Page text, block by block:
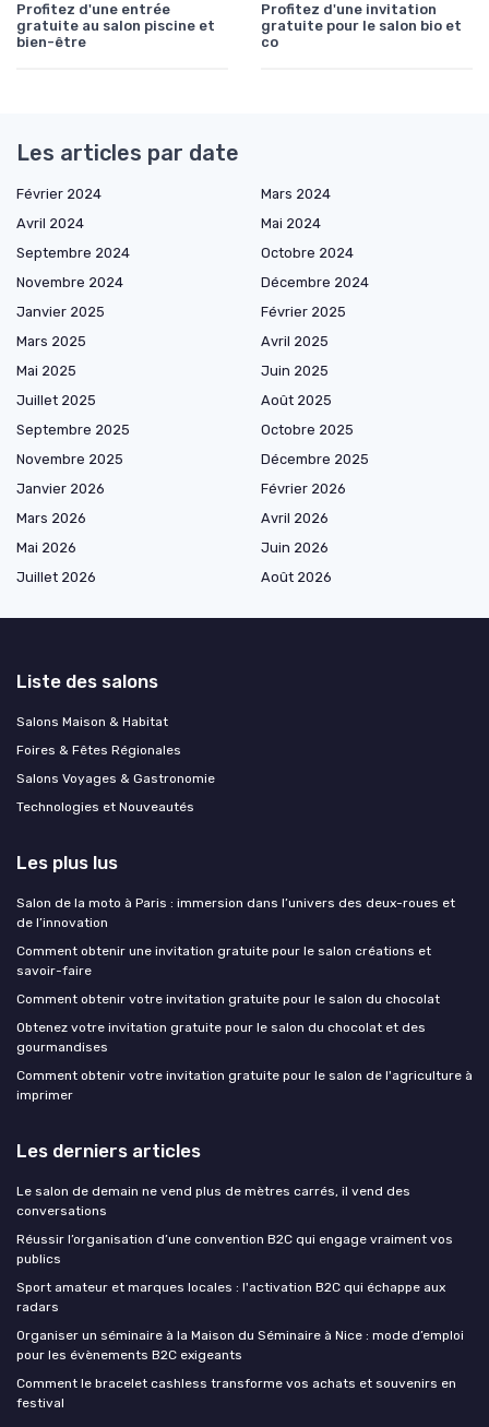
Profitez d'une entrée
gratuite au salon piscine et
bien-être
Profitez d'une invitation
gratuite pour le salon bio et
co
Les articles par date
Février 2024
Mars 2024
Avril 2024
Mai 2024
Septembre 2024
Octobre 2024
Novembre 2024
Décembre 2024
Janvier 2025
Février 2025
Mars 2025
Avril 2025
Mai 2025
Juin 2025
Juillet 2025
Août 2025
Septembre 2025
Octobre 2025
Novembre 2025
Décembre 2025
Janvier 2026
Février 2026
Mars 2026
Avril 2026
Mai 2026
Juin 2026
Juillet 2026
Août 2026
Liste des salons
Salons Maison & Habitat
Foires & Fêtes Régionales
Salons Voyages & Gastronomie
Technologies et Nouveautés
Les plus lus
Salon de la moto à Paris : immersion dans l’univers des deux-roues et
de l’innovation
Comment obtenir une invitation gratuite pour le salon créations et
savoir-faire
Comment obtenir votre invitation gratuite pour le salon du chocolat
Obtenez votre invitation gratuite pour le salon du chocolat et des
gourmandises
Comment obtenir votre invitation gratuite pour le salon de l'agriculture à
imprimer
Les derniers articles
Le salon de demain ne vend plus de mètres carrés, il vend des
conversations
Réussir l’organisation d’une convention B2C qui engage vraiment vos
publics
Sport amateur et marques locales : l'activation B2C qui échappe aux
radars
Organiser un séminaire à la Maison du Séminaire à Nice : mode d’emploi
pour les évènements B2C exigeants
Comment le bracelet cashless transforme vos achats et souvenirs en
festival